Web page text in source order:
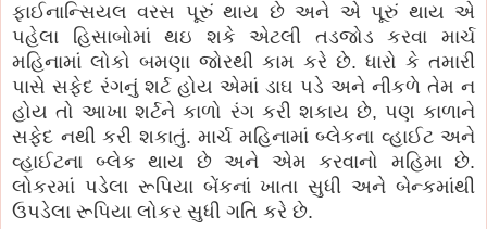
ફાઈનાન્સિયલ વરસ પૂરું થાય છે અને એ પૂરું થાય એ
પહેલા હિસાબોમાં થઇ શકે એટલી તડજોડ કરવા માર્ચ
મહિનામાં લોકો બમણા જોરથી કામ કરે છે. ધારો કે તમારી
પાસે સફેદ રંગનું શર્ટ હોય એમાં ડાઘ પડે અને નીકળે તેમ ન
હોય તો આખા શર્ટને કાળો રંગ કરી શકાય છે, પણ કાળાને
સફેદ નથી કરી શકાતું. માર્ચ મહિનામાં બ્લેકના વ્હાઈટ અને
વ્હાઈટના બ્લેક થાય છે અને એમ કરવાનો મહિમા છે.
લોકરમાં પડેલા રૂપિયા બેંકનાં ખાતા સુધી અને બેન્કમાંથી
ઉપડેલા રૂપિયા લોકર સુધી ગતિ કરે છે.